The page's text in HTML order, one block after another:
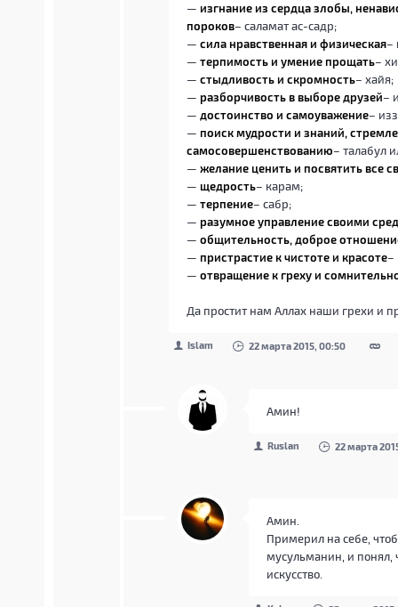
— изгнание из сердца злобы,
пороков– саламат ас-садр;
— сила нравственная и физическая–
— терпимость и умение прощать–
— стыдливость и скромность– хайя;
— разборчивость в выборе друзей–
— достоинство и самоуважение–
— поиск мудрости и знаний,
самосовершенствованию– талабул
— желание ценить и посвятить все
— щедрость– карам;
— терпение– сабр;
— разумное управление своими
— общительность, доброе
— пристрастие к чистоте и красоте–
— отвращение к греху и
Да простит нам Аллах наши грехи и
Islam 22 марта 2015, 00:50
Амин!
Ruslan 22 марта
Амин.
Примерил на себе,
мусульманин, и понял,
искусство.